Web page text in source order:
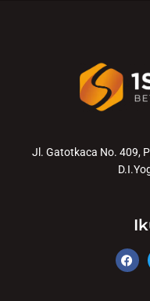
Jl. Gatotkaca No. 409,